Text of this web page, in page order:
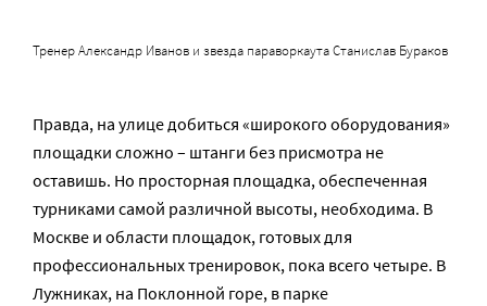
Тренер Александр Иванов и звезда параворкаута Станислав Бураков
Правда, на улице добиться «широкого оборудования»
площадки сложно – штанги без присмотра не
оставишь. Но просторная площадка, обеспеченная
турниками самой различной высоты, необходима. В
Москве и области площадок, готовых для
профессиональных тренировок, пока всего четыре. В
Лужниках, на Поклонной горе, в парке